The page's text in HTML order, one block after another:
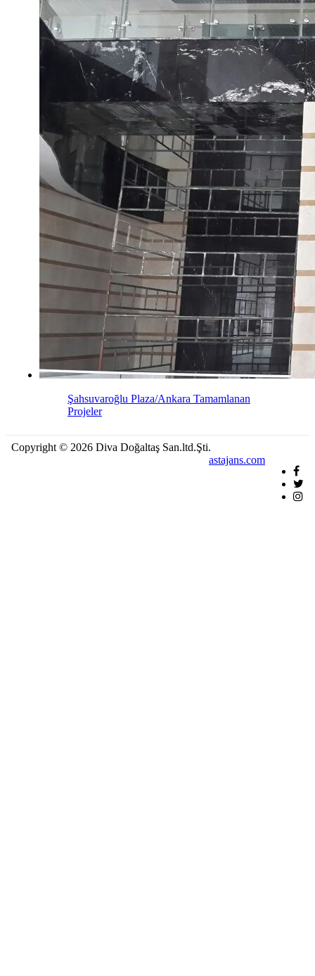
Şahsuvaroğlu Plaza/Ankara Tamamlanan
Projeler
Copyright © 2026 Diva Doğaltaş San.ltd.Şti.
astajans.com